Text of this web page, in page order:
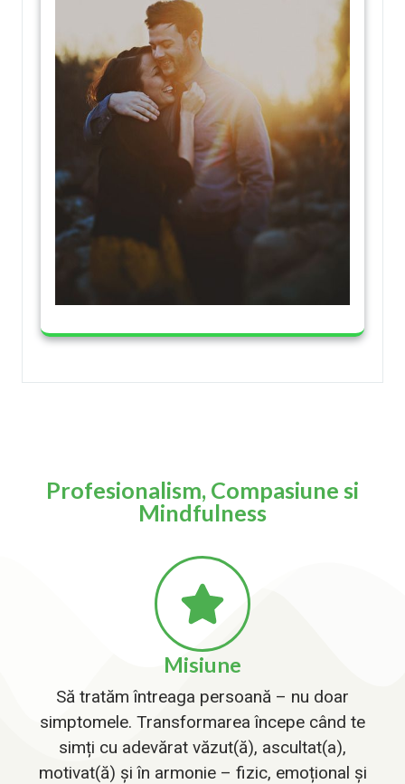
Profesionalism, Compasiune si
Mindfulness
Misiune
Să tratăm întreaga persoană – nu doar
simptomele. Transformarea începe când te
simți cu adevărat văzut(ă), ascultat(a),
motivat(ă) și în armonie – fizic, emoțional și